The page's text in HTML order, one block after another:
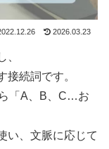
2026.03.23
、
接続詞です。
「A、B、C…お
い、文脈に応じて